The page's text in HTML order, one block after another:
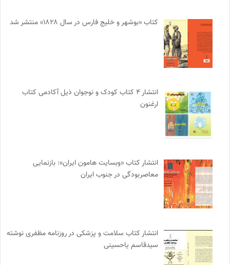
کتاب «بوشهر و خلیج فارس در سال ۱۸۲۸» منتشر شد
انتشار ۴ کتاب کودک و نوجوان ذیل آکادمی کتاب
ارغنون
انتشار کتاب «وبسایت هامون ایران»: بازنمایی
معاصربودگی در جنوب ایران
انتشار کتاب سلامت و پزشکی در روزنامه مظفری نوشته
سیدقاسم یاحسینی